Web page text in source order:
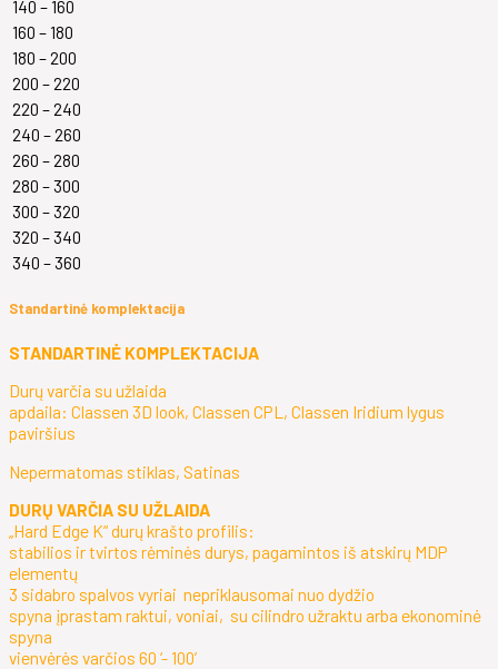
140 – 160
160 – 180
180 – 200
200 – 220
220 – 240
240 – 260
260 – 280
280 – 300
300 – 320
320 – 340
340 – 360
Standartinė komplektacija
STANDARTINĖ KOMPLEKTACIJA
Durų varčia su užlaida
apdaila: Classen 3D look, Classen CPL, Classen Iridium lygus
paviršius
Nepermatomas stiklas, Satinas
DURŲ VARČIA SU UŽLAIDA
„Hard Edge K“ durų krašto profilis:
stabilios ir tvirtos rėminės durys, pagamintos iš atskirų MDP
elementų
3 sidabro spalvos vyriai nepriklausomai nuo dydžio
spyna įprastam raktui, voniai, su cilindro užraktu arba ekonominė
spyna
vienvėrės varčios 60 ‘- 100’